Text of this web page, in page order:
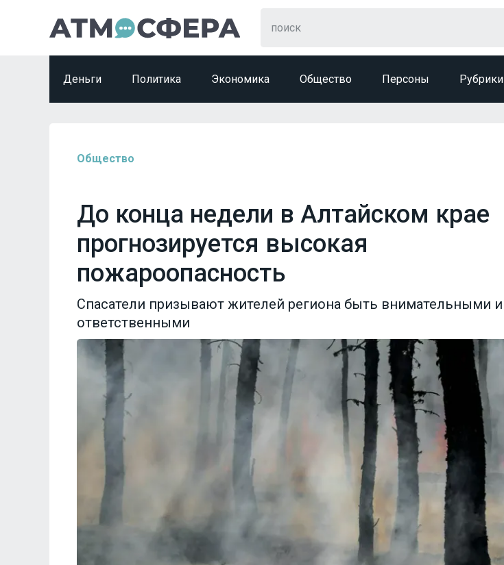
Деньги Политика Экономика Общество Персоны Рубрики
Общество
До конца недели в Алтайском крае
прогнозируется высокая
пожароопасность
Спасатели призывают жителей региона быть внимательными и
ответственными